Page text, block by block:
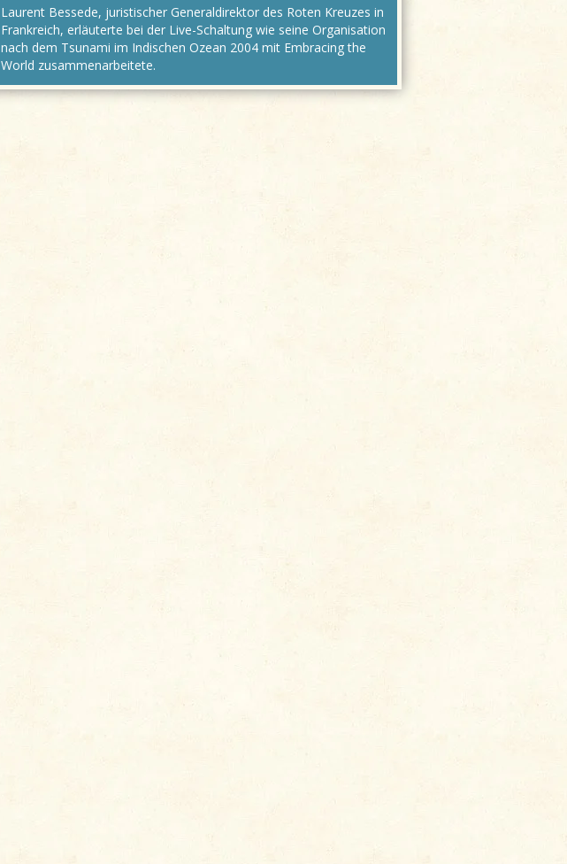
Laurent Bessede, juristischer Generaldirektor des Roten Kreuzes in
Frankreich, erläuterte bei der Live-Schaltung wie seine Organisation
nach dem Tsunami im Indischen Ozean 2004 mit Embracing the
World zusammenarbeitete.